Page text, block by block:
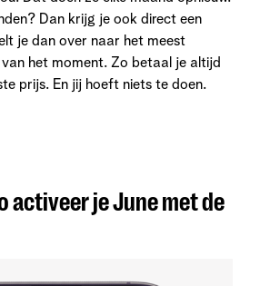
Dan krijg je ook direct een
je dan over naar het meest
het moment. Zo betaal je altijd
prijs. En jij hoeft niets te doen.
activeer je June met de